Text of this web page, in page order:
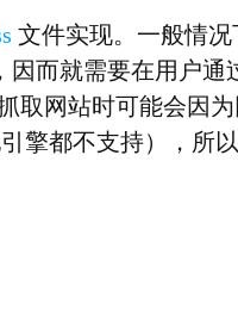
文件实现。一般情
因而就需要在用户
取网站时可能会因
擎都不支持），所